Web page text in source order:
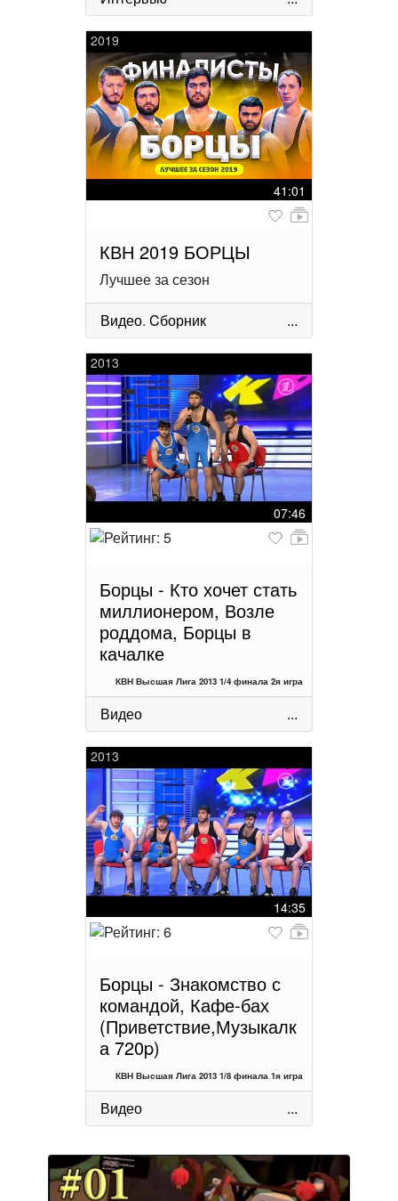
2019
41:01
КВН 2019 БОРЦЫ
Лучшее за сезон
Видео. Cборник ...
2013
07:46
Борцы - Кто хочет стать
миллионером, Возле
роддома, Борцы в
качалке
КВН Высшая Лига 2013 1/4 финала 2я игра
Видео ...
2013
14:35
Борцы - Знакомство с
командой, Кафе-бах
(Приветствие,Музыкалк
а 720p)
КВН Высшая Лига 2013 1/8 финала 1я игра
Видео ...